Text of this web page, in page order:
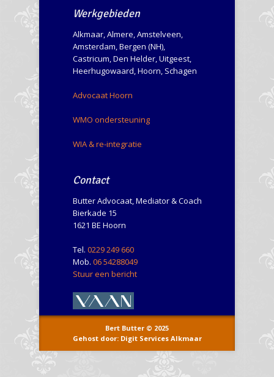
Werkgebieden
Alkmaar, Almere, Amstelveen,
Amsterdam, Bergen (NH),
Castricum, Den Helder, Uitgeest,
Heerhugowaard, Hoorn, Schagen
Advocaat Hoorn
WMO ondersteuning
WIA & re-integratie
Contact
Butter Advocaat, Mediator & Coach
Bierkade 15
1621 BE Hoorn
Tel. 0229 249 660
Mob. 06 54288049
Stuur een bericht
Bert Butter © 2025
Gehost door: Digit Services Alkmaar